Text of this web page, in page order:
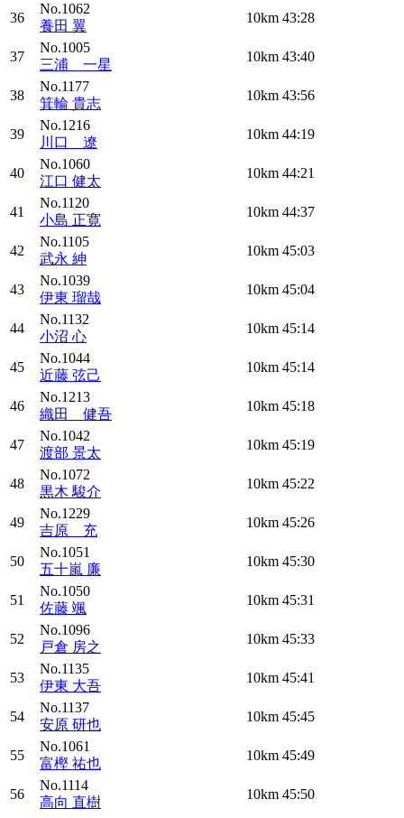
36
No.1062
養田 翼
10km 43:28
37
No.1005
三浦 一星
10km 43:40
38
No.1177
箕輪 貴志
10km 43:56
39
No.1216
川口 遼
10km 44:19
40
No.1060
江口 健太
10km 44:21
41
No.1120
小島 正寛
10km 44:37
42
No.1105
武永 紳
10km 45:03
43
No.1039
伊東 瑠哉
10km 45:04
44
No.1132
小沼 心
10km 45:14
45
No.1044
近藤 弦己
10km 45:14
46
No.1213
織田 健吾
10km 45:18
47
No.1042
渡部 景太
10km 45:19
48
No.1072
黒木 駿介
10km 45:22
49
No.1229
吉原 充
10km 45:26
50
No.1051
五十嵐 廉
10km 45:30
51
No.1050
佐藤 颯
10km 45:31
52
No.1096
戸倉 房之
10km 45:33
53
No.1135
伊東 大吾
10km 45:41
54
No.1137
安原 研也
10km 45:45
55
No.1061
富樫 祐也
10km 45:49
56
No.1114
高向 直樹
10km 45:50